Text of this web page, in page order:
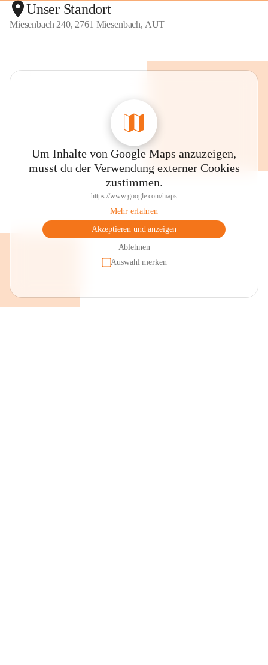
Unser Standort
Miesenbach 240, 2761 Miesenbach, AUT
Um Inhalte von Google Maps anzuzeigen,
musst du der Verwendung externer Cookies
zustimmen.
https://www.google.com/maps
Mehr erfahren
Akzeptieren und anzeigen
Ablehnen
Auswahl merken